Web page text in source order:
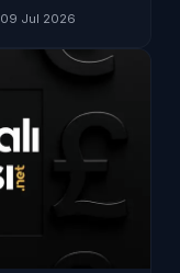
09 Jul 2026